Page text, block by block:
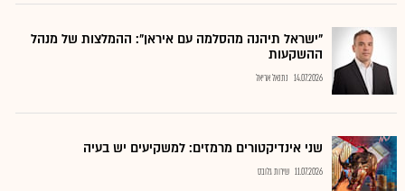
"ישראל תיהנה מהסלמה עם איראן": ההמלצות של מנהל
ההשקעות
14.07.2026 נתנאל אריאל
שני אינדיקטורים מרמזים: למשקיעים יש בעיה
11.07.2026 שירות גלובס